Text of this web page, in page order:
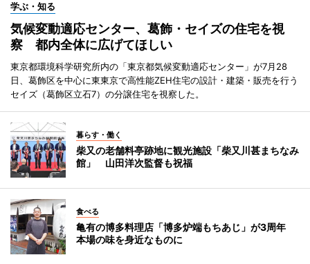
学ぶ・知る
気候変動適応センター、葛飾・セイズの住宅を視
察 都内全体に広げてほしい
東京都環境科学研究所内の「東京都気候変動適応センター」が7月28
日、葛飾区を中心に東東京で高性能ZEH住宅の設計・建築・販売を行う
セイズ（葛飾区立石7）の分譲住宅を視察した。
暮らす・働く
柴又の老舗料亭跡地に観光施設「柴又川甚まちなみ
館」 山田洋次監督も祝福
食べる
亀有の博多料理店「博多炉端もちあじ」が3周年
本場の味を身近なものに